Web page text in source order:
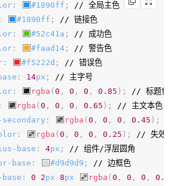
: #1890ff ;
: #1890ff ;
: #52c41a ;
: #faad14 ;
: #f5222d ;
: 14px ;
: rgba (0 , 0 , 0 , 0.85 ) ;
: rgba (0 , 0 , 0 , 0.65 ) ;
: rgba (0 , 0 , 0 , 0.45 ) ;
: rgba (0 , 0 , 0 , 0.25 ) ;
base : 4px ;
base : #d9d9d9 ;
base : 0 2px 8px rgba (0 , 0 , 0 ,